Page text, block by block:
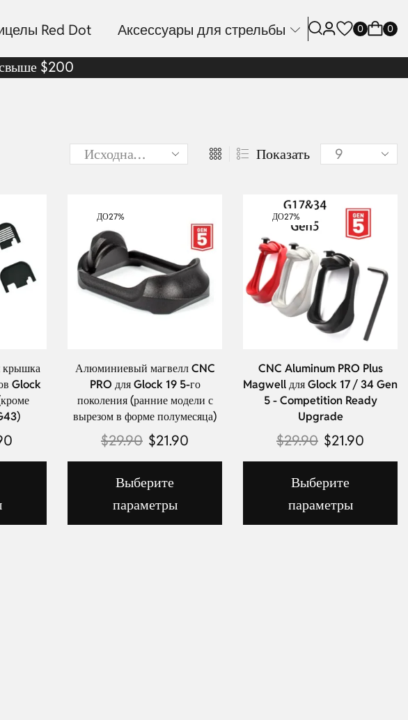
Red Dot Аксессуары для стрельбы 0 0
свыше $200
Показать
крышка
Glock
ДО27%
Алюминиевый магвелл CNC
PRO для Glock 19 5-го
поколения (ранние модели с
вырезом в форме полумесяца)
$29.90 $21.90
Выберите
параметры
ДО27%
CNC Aluminum PRO Plus
Magwell для Glock 17 / 34 Gen
5 - Competition Ready
Upgrade
$29.90 $21.90
Выберите
параметры